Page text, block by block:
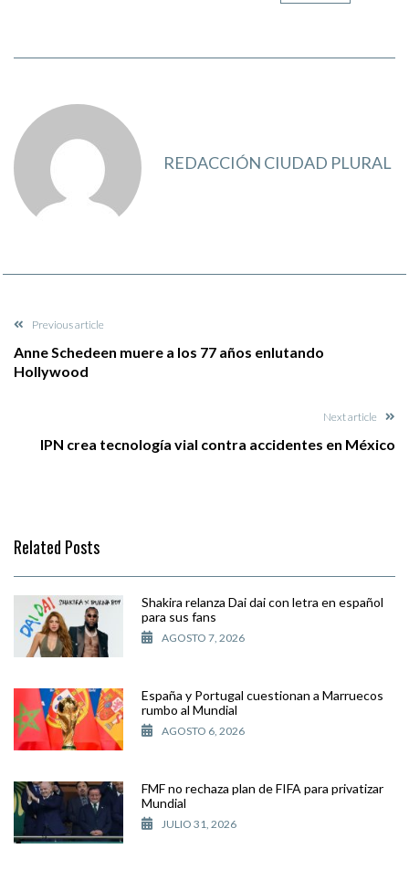
REDACCIÓN CIUDAD PLURAL
Previous article
Anne Schedeen muere a los 77 años enlutando
Hollywood
Next article
IPN crea tecnología vial contra accidentes en México
Related Posts
Shakira relanza Dai dai con letra en español
para sus fans
AGOSTO 7, 2026
España y Portugal cuestionan a Marruecos
rumbo al Mundial
AGOSTO 6, 2026
FMF no rechaza plan de FIFA para privatizar
Mundial
JULIO 31, 2026